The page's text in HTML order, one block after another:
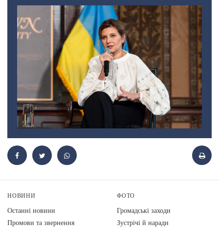
НОВИНИ
Останні новини
Промови та звернення
ФОТО
Громадські заходи
Зустрічі й наради